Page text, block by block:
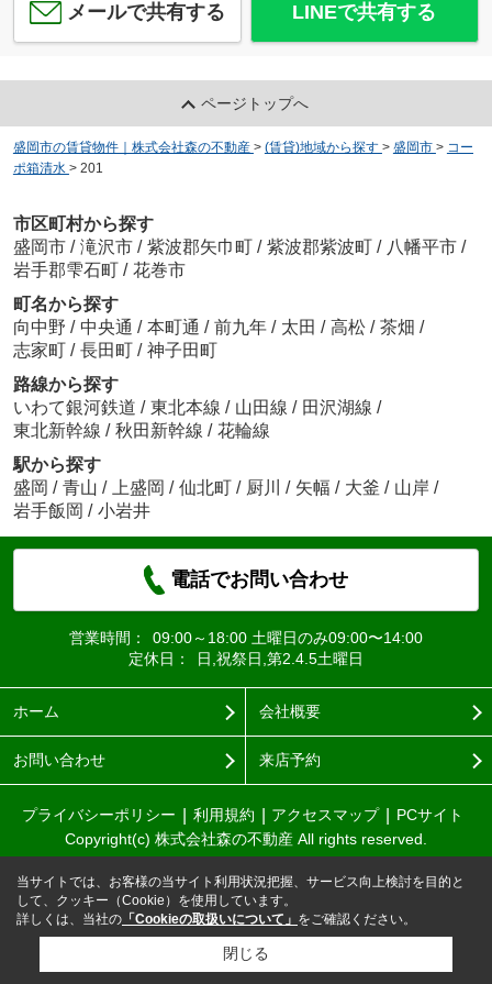
メールで共有する LINEで共有する
ページトップへ
盛岡市の賃貸物件｜株式会社森の不動産 > (賃貸)地域から探す > 盛岡市 > コー
ポ箱清水 > 201
市区町村から探す
盛岡市 / 滝沢市 / 紫波郡矢巾町 / 紫波郡紫波町 / 八幡平市 /
岩手郡雫石町 / 花巻市
町名から探す
向中野 / 中央通 / 本町通 / 前九年 / 太田 / 高松 / 茶畑 /
志家町 / 長田町 / 神子田町
路線から探す
いわて銀河鉄道 / 東北本線 / 山田線 / 田沢湖線 /
東北新幹線 / 秋田新幹線 / 花輪線
駅から探す
盛岡 / 青山 / 上盛岡 / 仙北町 / 厨川 / 矢幅 / 大釜 / 山岸 /
岩手飯岡 / 小岩井
電話でお問い合わせ
営業時間：
09:00～18:00 土曜日のみ09:00〜14:00
定休日：
日,祝祭日,第2.4.5土曜日
ホーム 会社概要
お問い合わせ 来店予約
プライバシーポリシー 利用規約 アクセスマップ
PCサイト
Copyright(c) 株式会社森の不動産 All rights reserved.
当サイトでは、お客様の当サイト利用状況把握、サービス向上検討を目的と
して、クッキー（Cookie）を使用しています。
詳しくは、当社の 「Cookieの取扱いについて」 をご確認ください。
閉じる